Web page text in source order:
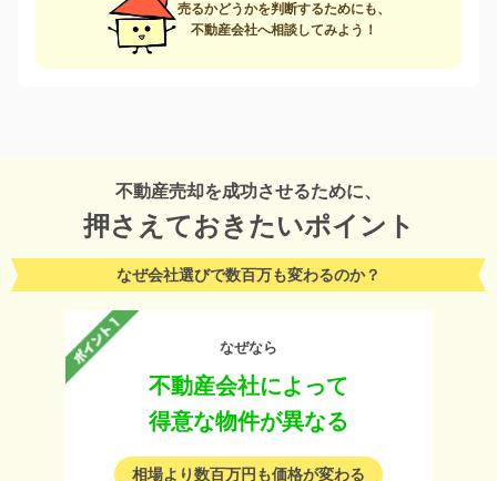
売るかどうかを判断するためにも、
不動産会社へ相談してみよう！
不動産売却を成功させるために、
押さえておきたいポイント
なぜ会社選びで数百万も変わるのか？
なぜなら
不動産会社によって
得意な物件が異なる
相場より数百万円も価格が変わる